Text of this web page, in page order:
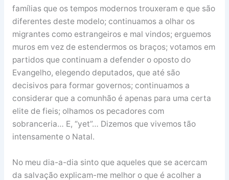
famílias que os tempos modernos trouxeram e que são
diferentes deste modelo; continuamos a olhar os
migrantes como estrangeiros e mal vindos; erguemos
muros em vez de estendermos os braços; votamos em
partidos que continuam a defender o oposto do
Evangelho, elegendo deputados, que até são
decisivos para formar governos; continuamos a
considerar que a comunhão é apenas para uma certa
elite de fieis; olhamos os pecadores com
sobranceria… E, “yet”… Dizemos que vivemos tão
intensamente o Natal.
No meu dia-a-dia sinto que aqueles que se acercam
da salvação explicam-me melhor o que é acolher a